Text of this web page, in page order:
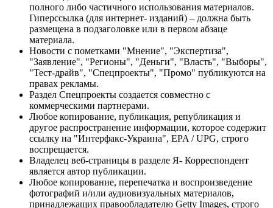
полного либо частичного использования материалов.
Гиперссылка (для интернет- изданий) – должна быть
размещена в подзаголовке или в первом абзаце
материала.
Новости с пометками "Мнение", "Экспертиза",
"Заявление", "Регионы", "Деньги", "Власть", "Выборы",
"Тест-драйв", "Спецпроекты", "Промо" публикуются на
правах рекламы.
Раздел Спецпроекты создается совместно с
коммерческими партнерами.
Любое копирование, публикация, републикация и
другое распространение информации, которое содержит
ссылку на "Интерфакс-Украина", EPA / UPG, строго
воспрещается.
Владелец веб-страницы в разделе Я- Корреспондент
является автор публикации.
Любое копирование, перепечатка и воспроизведение
фотографий и/или аудиовизуальных материалов,
принадлежащих правообладателю Getty Images, строго